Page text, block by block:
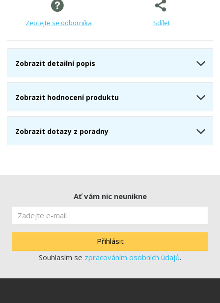
Zeptejte se odborníka Sdílet
Zobrazit detailní popis
Zobrazit hodnocení produktu
Zobrazit dotazy z poradny
Ať vám nic neunikne
Přihlásit
Souhlasím se zpracováním osobních údajů.